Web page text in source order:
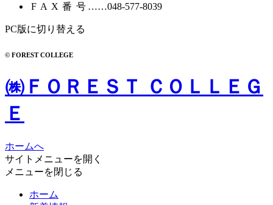
FAX番号……048-577-8039
PC版に切り替える
© FOREST COLLEGE
㈱ＦＯＲＥＳＴ ＣＯＬＬＥＧ
Ｅ
ホームへ
サイトメニューを開く
メニューを閉じる
ホーム